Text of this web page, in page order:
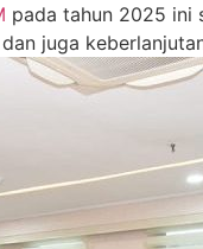
pada tahun 2025 ini
juga